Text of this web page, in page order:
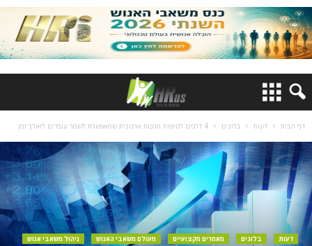
דף הבית דעות בלוגים 4 דרכים לטיפוח תרבות ארגונית שמאפשרת לשמר עובדים לאורך זמן
דעות בלוגים מאמרים מקצועיים מעולם משאבי האנוש
ניהול משאבי אנוש